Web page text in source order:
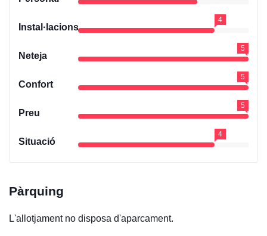
Instal·lacions
4
Neteja
5
Confort
5
Preu
5
Situació
4
Pàrquing
L'allotjament no disposa d'aparcament.